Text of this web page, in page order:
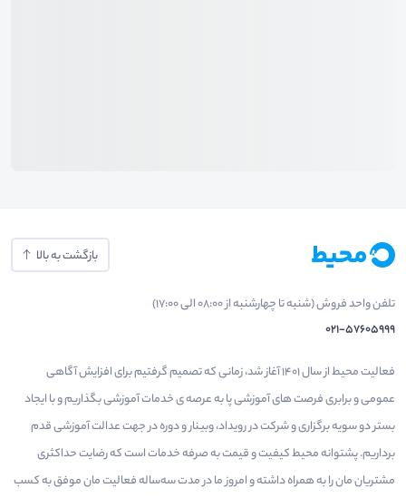
بازگشت به بالا
تلفن واحد فروش (شنبه تا چهارشنبه از 08:00 الی 17:00)
021-57605999
فعالیت محیط از سال 1401 آغاز شد، زمانی که تصمیم گرفتیم برای افزایش آگاهی
عمومی و برابری فرصت های آموزشی پا به عرصه ی خدمات آموزشی بگذاریم و با ایجاد
بستر دو سویه برگزاری و شرکت در رویداد، وبینار و دوره در جهت عدالت آموزشی قدم
برداریم. پشتوانه محیط کیفیت و قیمت به صرفه خدمات است که رضایت حداکثری
مشتریان مان را به همراه داشته و امروز ما در مدت سه‌ساله فعالیت مان موفق به کسب